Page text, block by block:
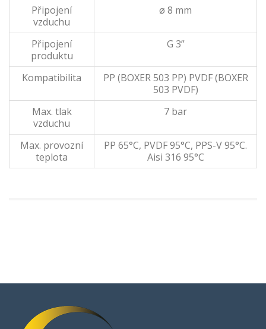
Připojení
vzduchu
ø 8 mm
Připojení
produktu
G 3”
Kompatibilita
PP (BOXER 503 PP) PVDF (BOXER
503 PVDF)
Max. tlak
vzduchu
7 bar
Max. provozní
teplota
PP 65°C, PVDF 95°C, PPS-V 95°C.
Aisi 316 95°C